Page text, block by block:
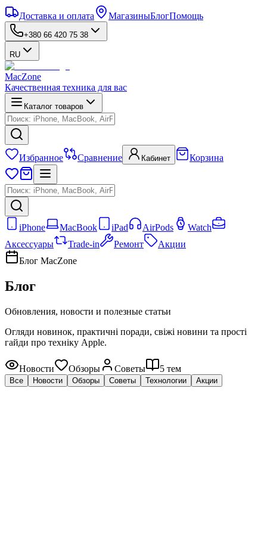
Доставка и оплата МагазиныБлогПомощь
+380 66 420 75 38
RU
MacZone
Качественная техника для вас
Каталог товаров
Избранное Сравнение Кабинет Корзина
iPhone MacBook iPad AirPods
Watch
Аксессуары
Trade-in Ремонт
Акции
Блог MacZone
Блог
Обновления, новости и полезные статьи
Огляди новинок, практичні поради, свіжі новини та прості
гайди про техніку Apple.
Новости Обзоры Советы 5 тем
Все Новости Обзоры Советы Технологии Акции